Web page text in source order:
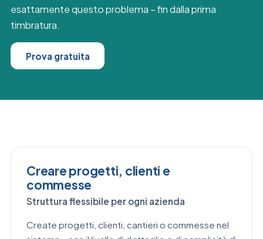
esattamente questo problema – fin dalla prima
timbratura.
Prova gratuita
Creare progetti, clienti e
commesse
Struttura flessibile per ogni azienda
Create progetti, clienti, cantieri o commesse nel